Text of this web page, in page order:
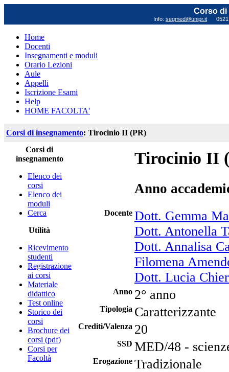
Corso di
Info: segmed@unipr.it
Home
Docenti
Insegnamenti e moduli
Orario Lezioni
Aule
Appelli
Iscrizione Esami
Help
HOME FACOLTA'
Corsi di insegnamento: Tirocinio II (PR)
Corsi di
insegnamento
Elenco dei
corsi
Elenco dei
moduli
Cerca
Utilità
Ricevimento
studenti
Registrazione
ai corsi
Materiale
didattico
Test online
Storico dei
corsi
Brochure dei
corsi (pdf)
Corsi per
Facoltà
Tirocinio II
Anno
Docente Dott. Gemma
Dott. Antonella
Dott. Annalisa
Filomena
Dott. Lucia
Anno 2° anno
Tipologia Caratterizzante
Crediti/Valenza 20
SSD MED/48 -
Erogazione Tradizionale